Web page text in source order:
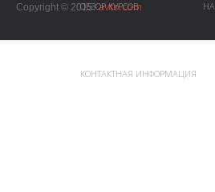
Copyright © 2015.avto.com
ОБЗОР КУРСОВ
КОНТАКТНАЯ ИНФОРМАЦИЯ